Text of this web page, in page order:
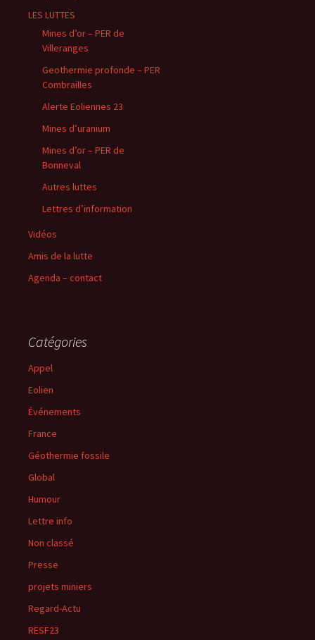
LES LUTTES
Mines d’or – PER de
Villeranges
Geothermie profonde – PER
Combrailles
Alerte Eoliennes 23
Mines d’uranium
Mines d’or – PER de
Bonneval
Autres luttes
Lettres d’information
Vidéos
Amis de la lutte
Agenda – contact
Catégories
Appel
Eolien
Événements
France
Géothermie fossile
Global
Humour
Lettre info
Non classé
Presse
projets miniers
Regard-Actu
RESF23